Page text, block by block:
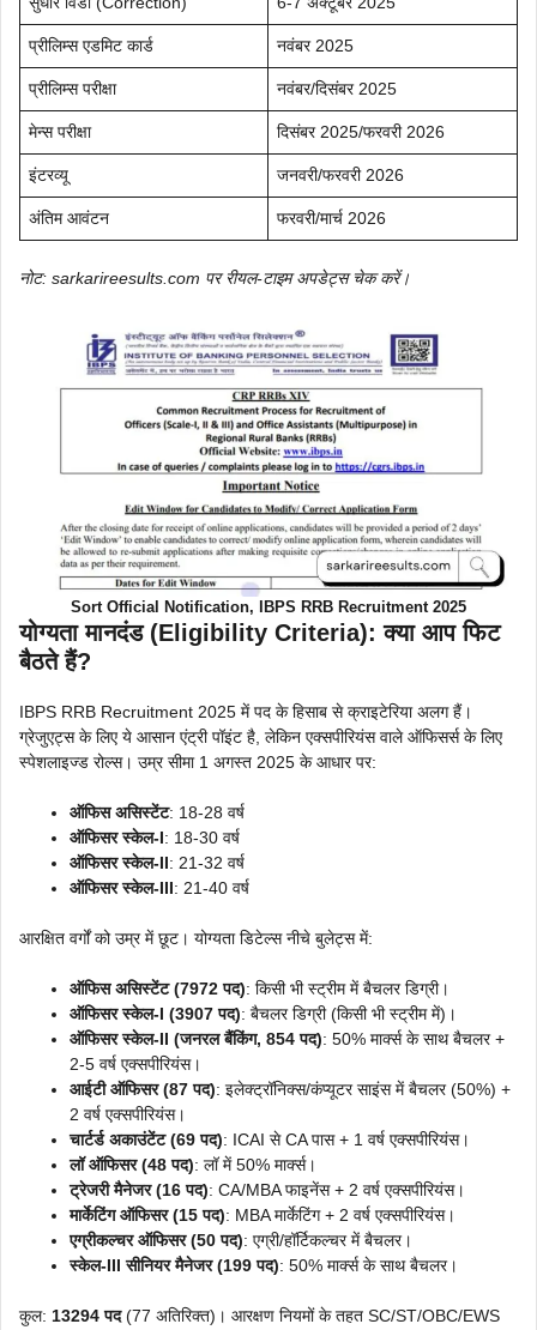
प्रीलिम्स एडमिट कार्ड नवंबर 2025
प्रीलिम्स परीक्षा नवंबर/दिसंबर 2025
मेन्स परीक्षा दिसंबर 2025/फरवरी 2026
इंटरव्यू जनवरी/फरवरी 2026
अंतिम आवंटन फरवरी/मार्च 2026
नोट: sarkarireesults.com पर रीयल-टाइम अपडेट्स चेक करें।
Sort Official Notification, IBPS RRB Recruitment 2025
योग्यता मानदंड (Eligibility Criteria): क्या आप फिट
बैठते हैं?
IBPS RRB Recruitment 2025 में पद के हिसाब से क्राइटेरिया अलग हैं।
ग्रेजुएट्स के लिए ये आसान एंट्री पॉइंट है, लेकिन एक्सपीरियंस वाले ऑफिसर्स के लिए
स्पेशलाइज्ड रोल्स। उम्र सीमा 1 अगस्त 2025 के आधार पर:
ऑफिस असिस्टेंट: 18-28 वर्ष
ऑफिसर स्केल-I: 18-30 वर्ष
ऑफिसर स्केल-II: 21-32 वर्ष
ऑफिसर स्केल-III: 21-40 वर्ष
आरक्षित वर्गों को उम्र में छूट। योग्यता डिटेल्स नीचे बुलेट्स में:
ऑफिस असिस्टेंट (7972 पद): किसी भी स्ट्रीम में बैचलर डिग्री।
ऑफिसर स्केल-I (3907 पद): बैचलर डिग्री (किसी भी स्ट्रीम में)।
ऑफिसर स्केल-II (जनरल बैंकिंग, 854 पद): 50% मार्क्स के साथ बैचलर +
2-5 वर्ष एक्सपीरियंस।
आईटी ऑफिसर (87 पद): इलेक्ट्रॉनिक्स/कंप्यूटर साइंस में बैचलर (50%) +
2 वर्ष एक्सपीरियंस।
चार्टर्ड अकाउंटेंट (69 पद): ICAI से CA पास + 1 वर्ष एक्सपीरियंस।
लॉ ऑफिसर (48 पद): लॉ में 50% मार्क्स।
ट्रेजरी मैनेजर (16 पद): CA/MBA फाइनेंस + 2 वर्ष एक्सपीरियंस।
मार्केटिंग ऑफिसर (15 पद): MBA मार्केटिंग + 2 वर्ष एक्सपीरियंस।
एग्रीकल्चर ऑफिसर (50 पद): एग्री/हॉर्टिकल्चर में बैचलर।
स्केल-III सीनियर मैनेजर (199 पद): 50% मार्क्स के साथ बैचलर।
कुल: 13294 पद(77 अतिरिक्त)। आरक्षण नियमों के तहत SC/ST/OBC/EWS